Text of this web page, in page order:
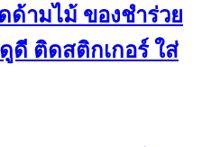
ด้ามไม้ ของชำร่วย
ดี ติดสติกเกอร์ ใส่